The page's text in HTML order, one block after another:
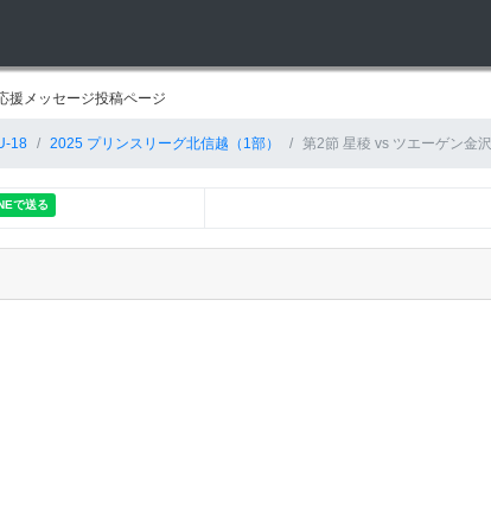
援メッセージ投稿ページ
18 2025 プリンスリーグ北信越（1部） 第2節 星稜 vs ツエーゲン金沢